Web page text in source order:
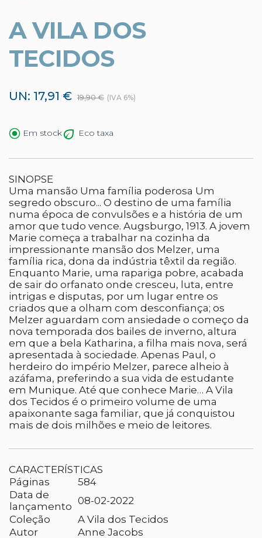
A VILA DOS
TECIDOS
UN: 17,91 € 19,90 € (IVA 6%)
Em stock Eco taxa
SINOPSE
Uma mansão Uma família poderosa Um
segredo obscuro... O destino de uma família
numa época de convulsões e a história de um
amor que tudo vence. Augsburgo, 1913. A jovem
Marie começa a trabalhar na cozinha da
impressionante mansão dos Melzer, uma
família rica, dona da indústria têxtil da região.
Enquanto Marie, uma rapariga pobre, acabada
de sair do orfanato onde cresceu, luta, entre
intrigas e disputas, por um lugar entre os
criados que a olham com desconfiança; os
Melzer aguardam com ansiedade o começo da
nova temporada dos bailes de inverno, altura
em que a bela Katharina, a filha mais nova, será
apresentada à sociedade. Apenas Paul, o
herdeiro do império Melzer, parece alheio à
azáfama, preferindo a sua vida de estudante
em Munique. Até que conhece Marie… A Vila
dos Tecidos é o primeiro volume de uma
apaixonante saga familiar, que já conquistou
mais de dois milhões e meio de leitores.
CARACTERÍSTICAS
Páginas
584
Data de
lançamento 08-02-2022
Coleção
A Vila dos Tecidos
Autor
Anne Jacobs